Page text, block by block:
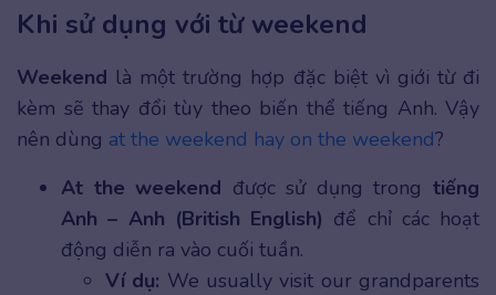
Khi sử dụng với từ weekend
Weekend là một trường hợp đặc biệt vì giới từ đi
kèm sẽ thay đổi tùy theo biến thể tiếng Anh. Vậy
nên dùng at the weekend hay on the weekend?
At the weekend được sử dụng trongtiếng
Anh – Anh (British English) để chỉ các hoạt
động diễn ra vào cuối tuần.
Ví dụ: We usually visit our grandparents